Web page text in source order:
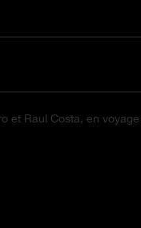
et Raul Costa, en